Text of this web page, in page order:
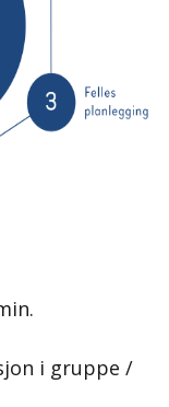
i gruppe /